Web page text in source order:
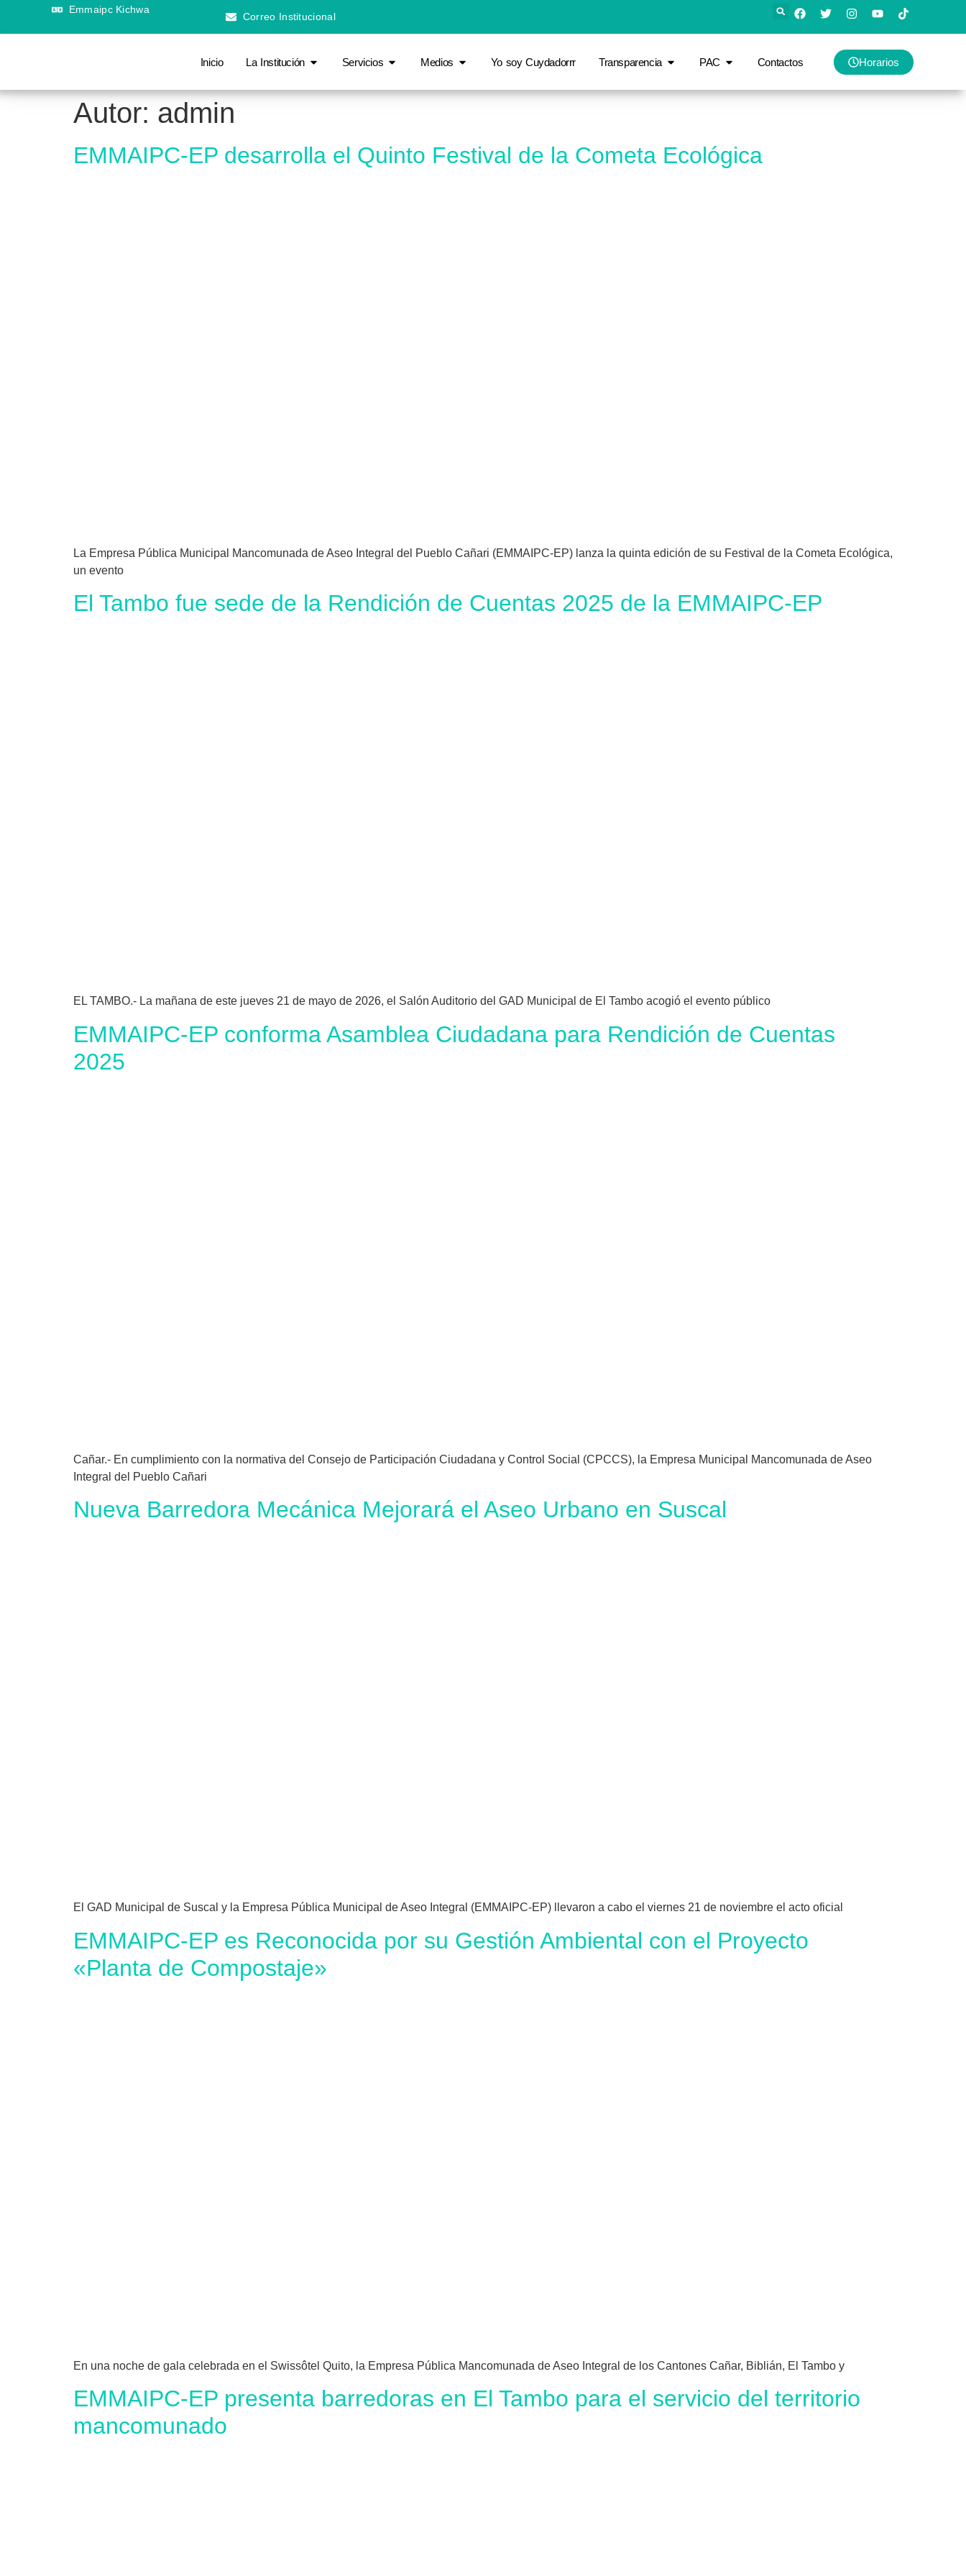
Emmaipc Kichwa
Correo Institucional
Inicio La Institución Servicios Medios Yo soy Cuydadorrr Transparencia PAC Contactos Horarios
Autor: admin
EMMAIPC-EP desarrolla el Quinto Festival de la Cometa Ecológica
La Empresa Pública Municipal Mancomunada de Aseo Integral del Pueblo Cañari (EMMAIPC-EP) lanza la quinta edición de su Festival de la Cometa Ecológica,
un evento
El Tambo fue sede de la Rendición de Cuentas 2025 de la EMMAIPC-EP
EL TAMBO.- La mañana de este jueves 21 de mayo de 2026, el Salón Auditorio del GAD Municipal de El Tambo acogió el evento público
EMMAIPC-EP conforma Asamblea Ciudadana para Rendición de Cuentas
2025
Cañar.- En cumplimiento con la normativa del Consejo de Participación Ciudadana y Control Social (CPCCS), la Empresa Municipal Mancomunada de Aseo
Integral del Pueblo Cañari
Nueva Barredora Mecánica Mejorará el Aseo Urbano en Suscal
El GAD Municipal de Suscal y la Empresa Pública Municipal de Aseo Integral (EMMAIPC-EP) llevaron a cabo el viernes 21 de noviembre el acto oficial
EMMAIPC-EP es Reconocida por su Gestión Ambiental con el Proyecto
«Planta de Compostaje»
En una noche de gala celebrada en el Swissôtel Quito, la Empresa Pública Mancomunada de Aseo Integral de los Cantones Cañar, Biblián, El Tambo y
EMMAIPC-EP presenta barredoras en El Tambo para el servicio del territorio
mancomunado